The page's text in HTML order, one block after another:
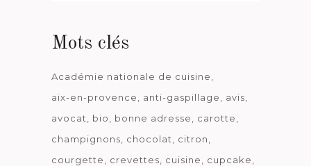
Mots clés
Académie nationale de cuisine
aix-en-provence
anti-gaspillage
avis
avocat
bio bonne adresse
carotte
champignons
chocolat
citron
courgette
crevettes cuisine
cupcake